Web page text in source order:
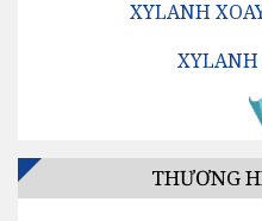
XYLANH
VAN ĐỊNH
BỘ ĐIỀU
THƯƠNG